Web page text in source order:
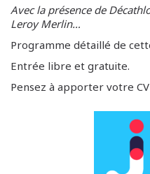
Avec la présence de
Leroy Merlin…
Programme détaillé de
Entrée libre et gratuite.
Pensez à apporter votre